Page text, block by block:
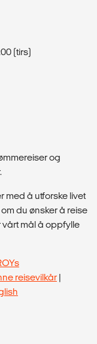
(tirs)
og
med å utforske livet
du ønsker å reise
vårt mål å oppfylle
reisevilkår |